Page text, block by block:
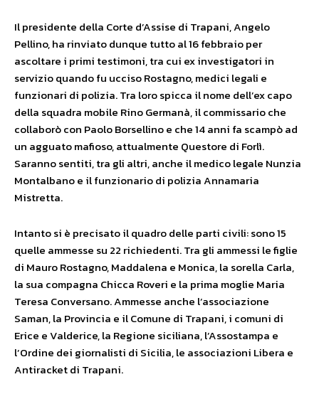
Il presidente della Corte d’Assise di Trapani, Angelo
Pellino, ha rinviato dunque tutto al 16 febbraio per
ascoltare i primi testimoni, tra cui ex investigatori in
servizio quando fu ucciso Rostagno, medici legali e
funzionari di polizia. Tra loro spicca il nome dell’ex capo
della squadra mobile Rino Germanà, il commissario che
collaborò con Paolo Borsellino e che 14 anni fa scampò ad
un agguato mafioso, attualmente Questore di Forlì.
Saranno sentiti, tra gli altri, anche il medico legale Nunzia
Montalbano e il funzionario di polizia Annamaria
Mistretta.
Intanto si è precisato il quadro delle parti civili: sono 15
quelle ammesse su 22 richiedenti. Tra gli ammessi le figlie
di Mauro Rostagno, Maddalena e Monica, la sorella Carla,
la sua compagna Chicca Roveri e la prima moglie Maria
Teresa Conversano. Ammesse anche l’associazione
Saman, la Provincia e il Comune di Trapani, i comuni di
Erice e Valderice, la Regione siciliana, l’Assostampa e
l’Ordine dei giornalisti di Sicilia, le associazioni Libera e
Antiracket di Trapani.